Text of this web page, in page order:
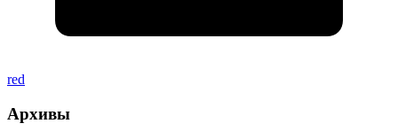
red
Архивы